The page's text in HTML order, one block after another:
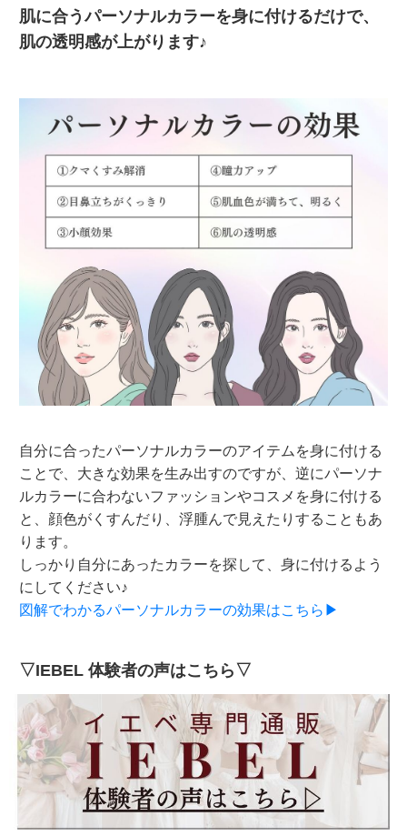
肌に合うパーソナルカラーを身に付けるだけで、
肌の透明感が上がります♪
自分に合ったパーソナルカラーのアイテムを身に付ける
ことで、大きな効果を生み出すのですが、逆にパーソナ
ルカラーに合わないファッションやコスメを身に付ける
と、顔色がくすんだり、浮腫んで見えたりすることもあ
ります。
しっかり自分にあったカラーを探して、身に付けるよう
にしてください♪
図解でわかるパーソナルカラーの効果はこちら▶
▽IEBEL 体験者の声はこちら▽